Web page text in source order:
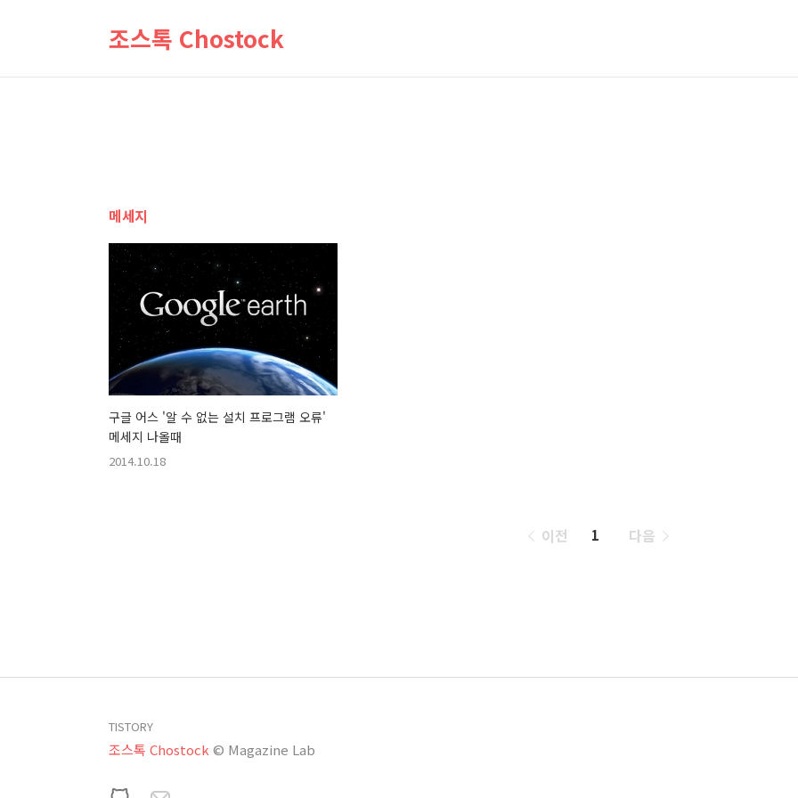
조스톡 Chostock
메세지
구글 어스 '알 수 없는 설치 프로그램 오류'
메세지 나올때
2014.10.18
페
이전 1 다음
TISTORY
조스톡 Chostock © Magazine Lab